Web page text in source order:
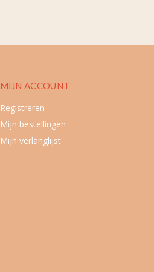
MIJN ACCOUNT
Registreren
Mijn bestellingen
Mijn verlanglijst